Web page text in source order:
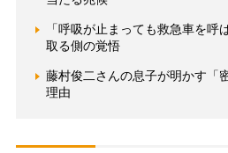
「呼吸が止まっても救急車を
取る側の覚悟
藤村俊二さんの息子が明かす「
理由